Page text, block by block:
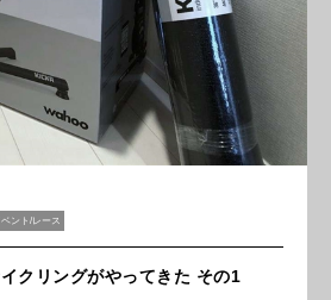
ント/レース
クリングがやってきた その1